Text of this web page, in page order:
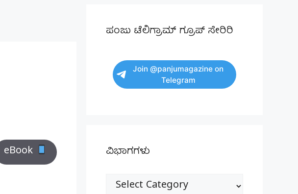
eBook
ಪಂಜು ಟೆಲಿಗ್ರಾಮ್ ಗ್ರೂಪ್ ಸೇರಿರಿ
Join @panjumagazine on
Telegram
ವಿಭಾಗಗಳು
ವಿಭಾಗಗಳು